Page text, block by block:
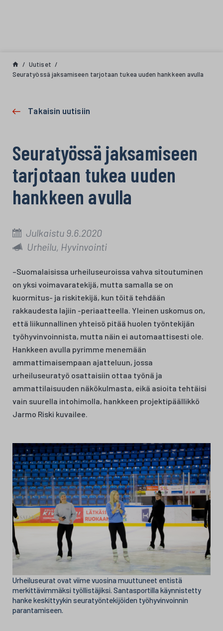
Uutiset
Seuratyössä jaksamiseen tarjotaan tukea uuden hankkeen avulla
Takaisin uutisiin
Seuratyössä jaksamiseen
tarjotaan tukea uuden
hankkeen avulla
Julkaistu 9.6.2020
Urheilu, Hyvinvointi
–Suomalaisissa urheiluseuroissa vahva sitoutuminen
on yksi voimavaratekijä, mutta samalla se on
kuormitus- ja riskitekijä, kun töitä tehdään
rakkaudesta lajiin -periaatteella. Yleinen uskomus on,
että liikunnallinen yhteisö pitää huolen työntekijän
työhyvinvoinnista, mutta näin ei automaattisesti ole.
Hankkeen avulla pyrimme menemään
ammattimaisempaan ajatteluun, jossa
urheiluseuratyö osattaisiin ottaa työnä ja
ammattilaisuuden näkökulmasta, eikä asioita tehtäisi
vain suurella intohimolla, hankkeen projektipäällikkö
Jarmo Riski kuvailee.
Urheiluseurat ovat viime vuosina muuttuneet entistä
merkittävimmäksi työllistäjiksi. Santasportilla käynnistetty
hanke keskittyykin seuratyöntekijöiden työhyvinvoinnin
parantamiseen.